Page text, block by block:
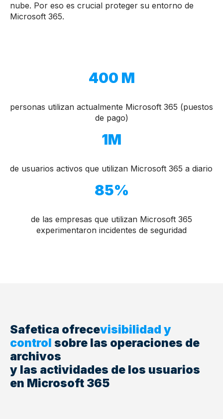
nube. Por eso es crucial proteger su entorno de
Microsoft 365.
400 M
personas utilizan actualmente Microsoft 365 (puestos
de pago)
1M
de usuarios activos que utilizan Microsoft 365 a diario
85%
de las empresas que utilizan Microsoft 365
experimentaron incidentes de seguridad
Safetica ofrecevisibilidad y
control sobre las operaciones de
archivos
y las actividades de los usuarios
en Microsoft 365